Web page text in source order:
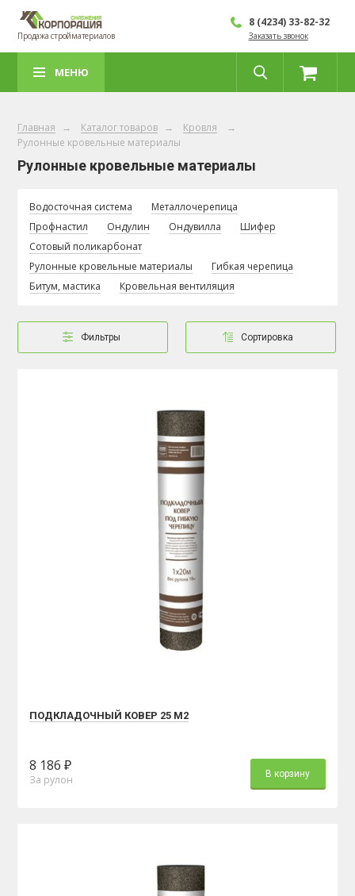
Продажа стройматериалов
8 (4234) 33-82-32
Заказать звонок
МЕНЮ
Главная → Каталог товаров → Кровля
→
Рулонные кровельные материалы
Рулонные кровельные материалы
Водосточная система
Металлочерепица
Профнастил
Ондулин Ондувилла
Шифер
Сотовый поликарбонат
Рулонные кровельные материалы
Гибкая черепица
Битум, мастика
Кровельная вентиляция
Фильтры Сортировка
ПОДКЛАДОЧНЫЙ КОВЕР 25 М2
8 186 ₽
За рулон В корзину